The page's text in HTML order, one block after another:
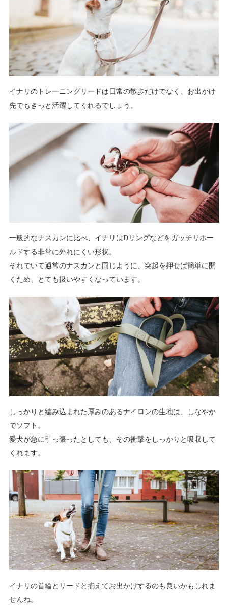
イナリのトレーニングリードは日常の散歩だけでなく、お出かけ
先でもきっと活躍してくれるでしょう。
一般的なナスカンに比べ、イナリはDリングなどをガッチリホー
ルドする非常に外れにくい形状。
それでいて通常のナスカンと同じように、突起を押せば簡単に開
くため、とても扱いやすくなっています。
しっかりと編み込まれた厚みのあるナイロンの生地は、しなやか
でソフト。
愛犬が急に引っ張ったとしても、その衝撃をしっかりと吸収して
くれます。
イナリの首輪とリードと揃えてお出かけするのも良いかもしれま
せんね。